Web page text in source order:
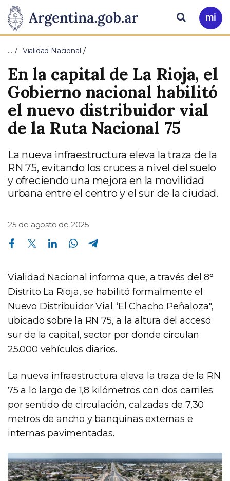
Presidencia
de
la
Nación
Pasar al contenido principal
Ir
a
Buscar
… Vialidad Nacional
En la capital de La Rioja, el
Gobierno nacional habilitó
el nuevo distribuidor vial
de la Ruta Nacional 75
La nueva infraestructura eleva la traza de la
RN 75, evitando los cruces a nivel del suelo
y ofreciendo una mejora en la movilidad
urbana entre el centro y el sur de la ciudad.
25 de agosto de 2025
Compartir en Facebook Compartir en Twitter Compartir en Linkedin Compartir en Whatsapp
Vialidad Nacional informa que, a través del 8°
Distrito La Rioja, se habilitó formalmente el
Nuevo Distribuidor Vial “El Chacho Peñaloza",
ubicado sobre la RN 75, a la altura del acceso
sur de la capital, sector por donde circulan
25.000 vehículos diarios.
La nueva infraestructura eleva la traza de la RN
75 a lo largo de 1,8 kilómetros con dos carriles
por sentido de circulación, calzadas de 7,30
metros de ancho y banquinas externas e
internas pavimentadas.